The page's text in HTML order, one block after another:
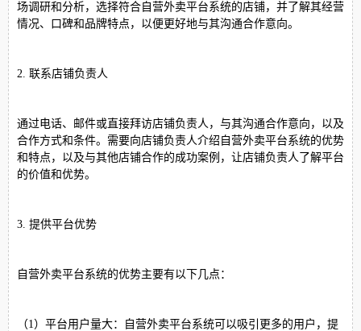
场调研和分析，选择符合自营外卖平台系统的店铺，并了解其经营
情况、口碑和品牌特点，以便更好地与其沟通合作意向。
2. 联系店铺负责人
通过电话、邮件或直接拜访店铺负责人，与其沟通合作意向，以及
合作方式和条件。需要向店铺负责人介绍自营外卖平台系统的优势
和特点，以及与其他店铺合作的成功案例，让店铺负责人了解平台
的价值和优势。
3. 提供平台优势
自营外卖平台系统的优势主要有以下几点：
（1）平台用户量大：自营外卖平台系统可以吸引更多的用户，提